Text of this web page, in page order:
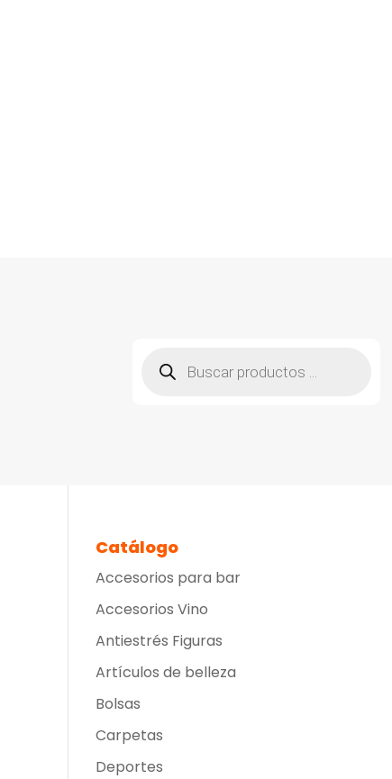
productos
Catálogo
Accesorios para bar
Accesorios Vino
Antiestrés Figuras
Artículos de belleza
Bolsas
Carpetas
Deportes